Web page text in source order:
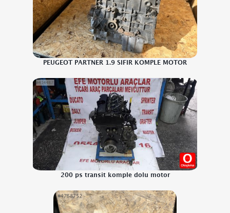
PEUGEOT PARTNER 1.9 SIFIR KOMPLE MOTOR
200 ps transit komple dolu motor